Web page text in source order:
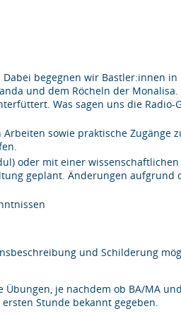
begegnen wir Bastler:innen
und dem Röcheln der
Was sagen uns die Radio-
sowie praktische Zugänge
oder mit einer
geplant. Änderungen aufgrund
und Schilderung
je nachdem ob BA/MA
Stunde bekannt gegeben.